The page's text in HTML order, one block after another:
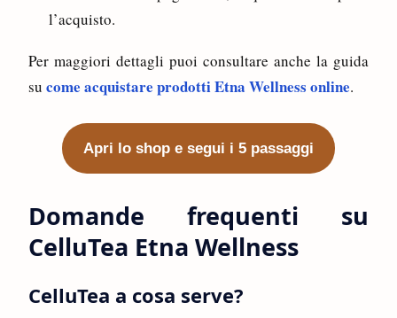
l’acquisto.
Per maggiori dettagli puoi consultare anche la guida
su come acquistare prodotti Etna Wellness online.
Apri lo shop e segui i 5 passaggi
Domande frequenti su
CelluTea Etna Wellness
CelluTea a cosa serve?